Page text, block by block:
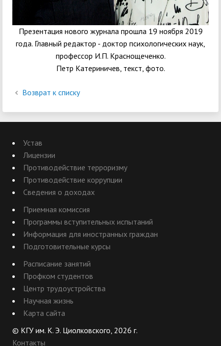
Презентация нового журнала прошла 19 ноября 2019
года. Главный редактор - доктор психологических наук,
профессор И.П. Краснощеченко.
Петр Катериничев, текст, фото.
Возврат к списку
Устав
Лицензии
Противодействие терроризму
Противодействие коррупции
Сведения о доходах
Приемная комиссия
Программы вступительных испытаний
Информация для иностранных граждан
Подготовительные курсы
Расписание занятий
Профком студентов
Центр трудоустройства
Научная жизнь
Карта сайта
© КГУ им. К. Э. Циолковского, 2026 г.
Контакты